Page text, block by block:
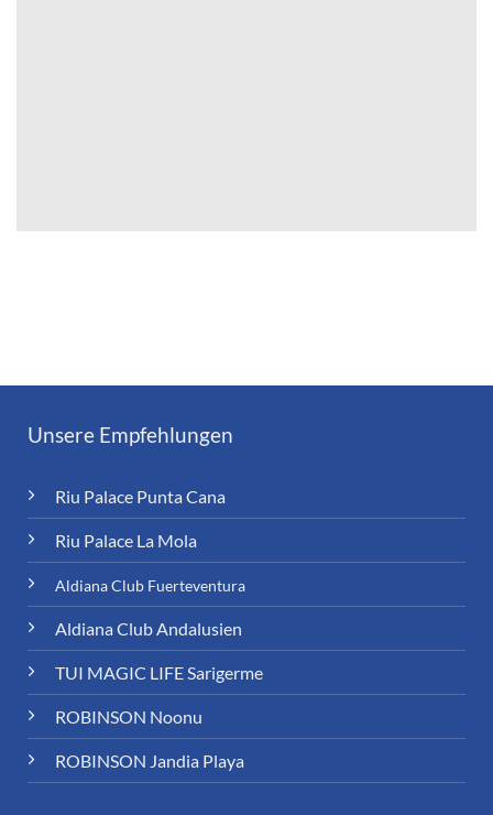
Unsere Empfehlungen
Riu Palace Punta Cana
Riu Palace La Mola
Aldiana Club Fuerteventura
Aldiana Club Andalusien
TUI MAGIC LIFE Sarigerme
ROBINSON Noonu
ROBINSON Jandia Playa